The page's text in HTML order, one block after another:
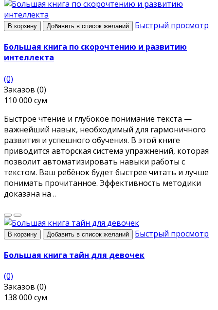
В корзину Добавить в список желаний Быстрый просмотр
Большая книга по скорочтению и развитию
интеллекта
(0)
Заказов (0)
110 000 сум
Быстрое чтение и глубокое понимание текста —
важнейший навык, необходимый для гармоничного
развития и успешного обучения. В этой книге
приводится авторская система упражнений, которая
позволит автоматизировать навыки работы с
текстом. Ваш ребёнок будет быстрее читать и лучше
понимать прочитанное. Эффективность методики
доказана на ..
В корзину Добавить в список желаний Быстрый просмотр
Большая книга тайн для девочек
(0)
Заказов (0)
138 000 сум